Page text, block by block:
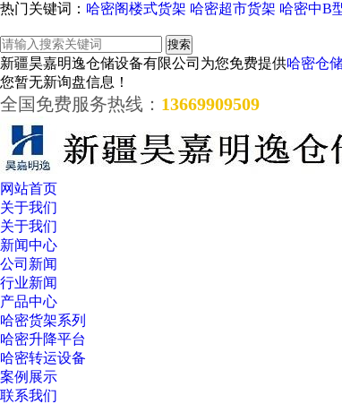
热门关键词： 哈密阁楼式货架 哈密超市货架 哈密中B
新疆昊嘉明逸仓储设备有限公司为您免费提供哈密仓
您暂无新询盘信息！
全国免费服务热线： 13669909509
网站首页
关于我们
关于我们
新闻中心
公司新闻
行业新闻
产品中心
哈密货架系列
哈密升降平台
哈密转运设备
案例展示
联系我们